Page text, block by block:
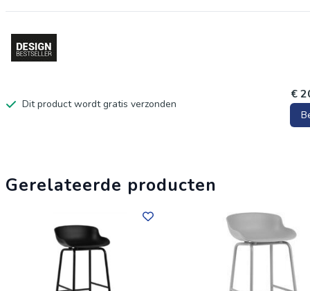
Dit product wordt gratis verzonden
€
Gerelateerde producten